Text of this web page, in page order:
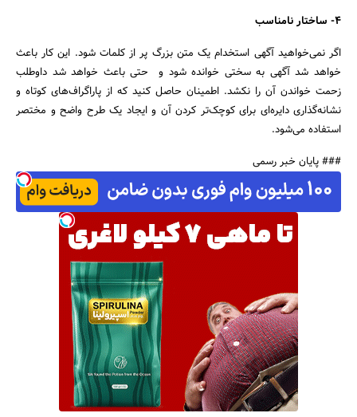
4- ساختار نامناسب
اگر نمی‌خواهید آگهی استخدام یک متن بزرگ پر از کلمات شود. این کار باعث
خواهد شد آگهی به سختی خوانده شود و حتی باعث خواهد شد داوطلب
زحمت خواندن آن را نکشد. اطمینان حاصل کنید که از پاراگراف‌های کوتاه و
نشانه‌گذاری دایره‌ای برای کوچک‌تر کردن آن و ایجاد یک طرح واضح و مختصر
استفاده می‌شود.
### پایان خبر رسمی